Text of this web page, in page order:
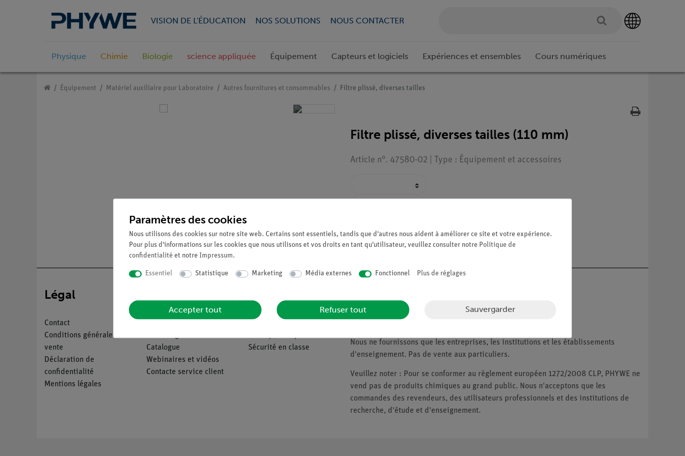
VISION DE L'ÉDUCATION NOS SOLUTIONS NOUS CONTACTER
Physique Chimie Biologie science appliquée Équipement Capteurs et logiciels Expériences et ensembles Cours numériques
Équipement Matériel auxiliaire pour Laboratoire Autres fournitures et consommables Filtre plissé, diverses tailles
Filtre plissé, diverses tailles (110 mm)
Article n°. 47580-02 | Type : Équipement et accessoires
Demander une offre
Légal
Contact
Conditions générales de
vente
Déclaration de
confidentialité
Mentions légales
Catalogue
Webinaires et vidéos
Contacte service client
Sécurité en classe
Nous ne fournissons que les entreprises, les institutions et les établissements
d'enseignement. Pas de vente aux particuliers.
Veuillez noter : Pour se conformer au règlement européen 1272/2008 CLP, PHYWE ne
vend pas de produits chimiques au grand public. Nous n'acceptons que les
commandes des revendeurs, des utilisateurs professionnels et des institutions de
recherche, d'étude et d'enseignement.
Paramètres des cookies
Nous utilisons des cookies sur notre site web. Certains sont essentiels, tandis que d'autres nous aident à améliorer ce site et votre expérience.
Pour plus d'informations sur les cookies que nous utilisons et vos droits en tant qu'utilisateur, veuillez consulter notre Politique de
confidentialité et notre Impressum.
Essentiel Statistique Marketing Média externes Fonctionnel Plus de réglages
Accepter tout Refuser tout Sauvergarder